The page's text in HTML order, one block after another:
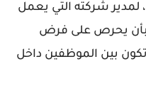
لمدير شركته التي يعمل
بأن يحرص على فرض
بين الموظفين داخل